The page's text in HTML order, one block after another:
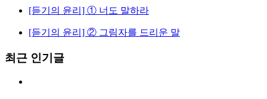
[듣기의 윤리] ① 너도 말하라
[듣기의 윤리] ② 그림자를 드리운 말
최근 인기글